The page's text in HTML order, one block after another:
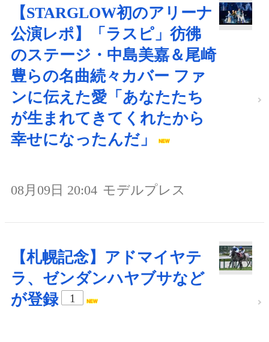
【STARGLOW初のアリーナ
公演レポ】「ラスピ」彷彿
のステージ・中島美嘉＆尾崎
豊らの名曲続々カバー ファ
ンに伝えた愛「あなたたち
が生まれてきてくれたから
幸せになったんだ」
08月09日 20:04 モデルプレス
【札幌記念】アドマイヤテ
ラ、ゼンダンハヤブサなど
が登録
1